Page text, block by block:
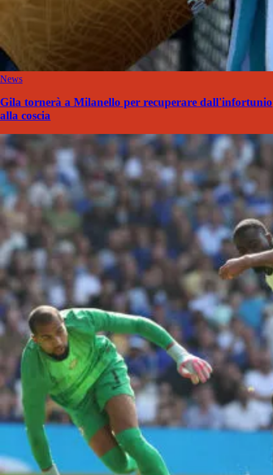
News
Gila tornerà a Milanello per recuperare dall'infortunio
alla coscia